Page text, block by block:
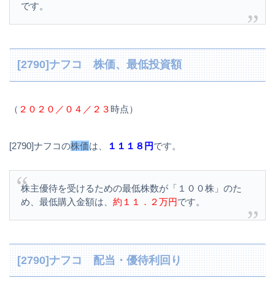
です。
[2790]ナフコ 株価、最低投資額
（ ２０２０／０４／２３時点）
[2790]ナフコの株価は、 １１１８円です。
株主優待を受けるための最低株数が「１００株」のた
め、最低購入金額は、 約１１．２万円です。
[2790]ナフコ 配当・優待利回り